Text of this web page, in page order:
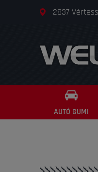
2837
AUTÓ GUMI